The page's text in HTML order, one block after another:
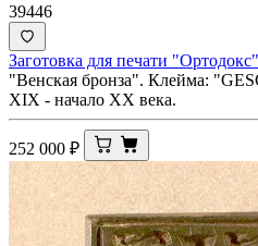
39446
Заготовка для печати "Ортодокс"
"Венская бронза". Клейма:
XIX - начало ХХ века.
252 000 ₽